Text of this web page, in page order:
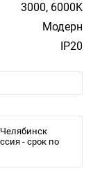
3000, 6000K
Модерн
IP20
- срок по